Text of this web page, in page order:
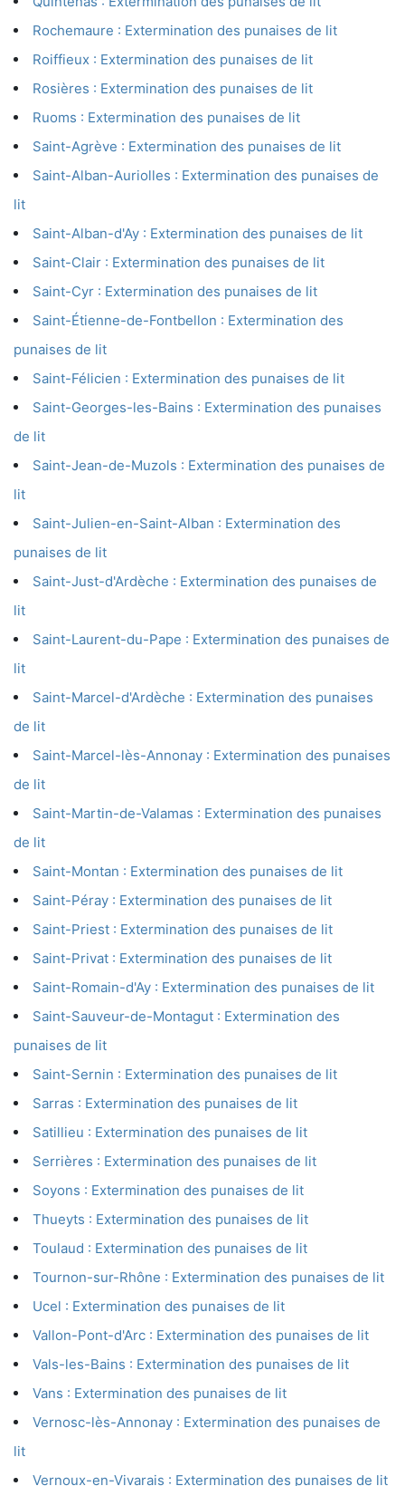
Rochemaure : Extermination des punaises de lit
Roiffieux : Extermination des punaises de lit
Rosières : Extermination des punaises de lit
Ruoms : Extermination des punaises de lit
Saint-Agrève : Extermination des punaises de lit
Saint-Alban-Auriolles : Extermination des punaises de
lit
Saint-Alban-d'Ay : Extermination des punaises de lit
Saint-Clair : Extermination des punaises de lit
Saint-Cyr : Extermination des punaises de lit
Saint-Étienne-de-Fontbellon : Extermination des
punaises de lit
Saint-Félicien : Extermination des punaises de lit
Saint-Georges-les-Bains : Extermination des punaises
de lit
Saint-Jean-de-Muzols : Extermination des punaises de
lit
Saint-Julien-en-Saint-Alban : Extermination des
punaises de lit
Saint-Just-d'Ardèche : Extermination des punaises de
lit
Saint-Laurent-du-Pape : Extermination des punaises de
lit
Saint-Marcel-d'Ardèche : Extermination des punaises
de lit
Saint-Marcel-lès-Annonay : Extermination des punaises
de lit
Saint-Martin-de-Valamas : Extermination des punaises
de lit
Saint-Montan : Extermination des punaises de lit
Saint-Péray : Extermination des punaises de lit
Saint-Priest : Extermination des punaises de lit
Saint-Privat : Extermination des punaises de lit
Saint-Romain-d'Ay : Extermination des punaises de lit
Saint-Sauveur-de-Montagut : Extermination des
punaises de lit
Saint-Sernin : Extermination des punaises de lit
Sarras : Extermination des punaises de lit
Satillieu : Extermination des punaises de lit
Serrières : Extermination des punaises de lit
Soyons : Extermination des punaises de lit
Thueyts : Extermination des punaises de lit
Toulaud : Extermination des punaises de lit
Tournon-sur-Rhône : Extermination des punaises de lit
Ucel : Extermination des punaises de lit
Vallon-Pont-d'Arc : Extermination des punaises de lit
Vals-les-Bains : Extermination des punaises de lit
Vans : Extermination des punaises de lit
Vernosc-lès-Annonay : Extermination des punaises de
lit
Vernoux-en-Vivarais : Extermination des punaises de lit